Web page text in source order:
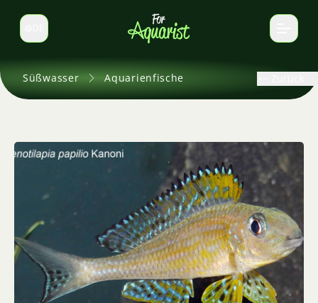
Sprache wechseln
Süßwasser Aquarienfische